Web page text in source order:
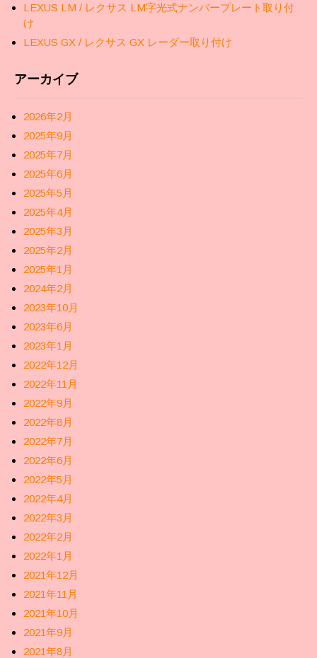
LEXUS LM / レクサス LM字光式ナンバープレート取り付
け
LEXUS GX / レクサス GX レーダー取り付け
アーカイブ
2026年2月
2025年9月
2025年7月
2025年6月
2025年5月
2025年4月
2025年3月
2025年2月
2025年1月
2024年2月
2023年10月
2023年6月
2023年1月
2022年12月
2022年11月
2022年9月
2022年8月
2022年7月
2022年6月
2022年5月
2022年4月
2022年3月
2022年2月
2022年1月
2021年12月
2021年11月
2021年10月
2021年9月
2021年8月